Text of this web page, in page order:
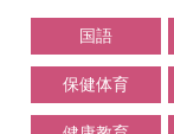
国語
保健体育